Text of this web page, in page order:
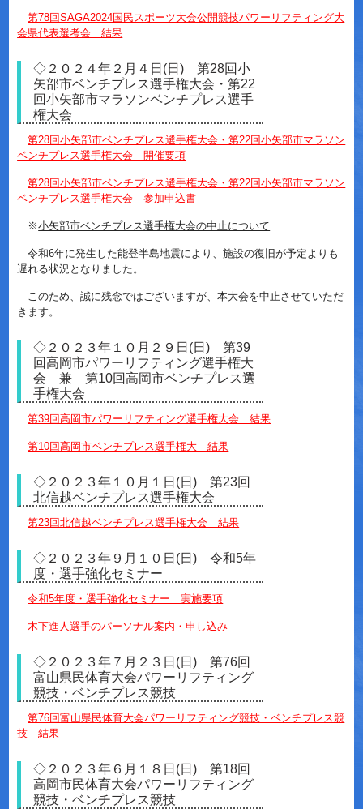
第78回SAGA2024国民スポーツ大会公開競技パワーリフティング大
会県代表選考会 結果
◇２０２４年２月４日(日) 第28回小
矢部市ベンチプレス選手権大会・第22
回小矢部市マラソンベンチプレス選手
権大会
第28回小矢部市ベンチプレス選手権大会・第22回小矢部市マラソン
ベンチプレス選手権大会 開催要項
第28回小矢部市ベンチプレス選手権大会・第22回小矢部市マラソン
ベンチプレス選手権大会 参加申込書
※小矢部市ベンチプレス選手権大会の中止について
令和6年に発生した能登半島地震により、施設の復旧が予定よりも
遅れる状況となりました。
このため、誠に残念ではございますが、本大会を中止させていただ
きます。
◇２０２３年１０月２９日(日) 第39
回高岡市パワーリフティング選手権大
会 兼 第10回高岡市ベンチプレス選
手権大会
第39回高岡市パワーリフティング選手権大会 結果
第10回高岡市ベンチプレス選手権大 結果
◇２０２３年１０月１日(日) 第23回
北信越ベンチプレス選手権大会
第23回北信越ベンチプレス選手権大会 結果
◇２０２３年９月１０日(日) 令和5年
度・選手強化セミナー
令和5年度・選手強化セミナー 実施要項
木下進人選手のパーソナル案内・申し込み
◇２０２３年７月２３日(日) 第76回
富山県民体育大会パワーリフティング
競技・ベンチプレス競技
第76回富山県民体育大会パワーリフティング競技・ベンチプレス競
技 結果
◇２０２３年６月１８日(日) 第18回
高岡市民体育大会パワーリフティング
競技・ベンチプレス競技